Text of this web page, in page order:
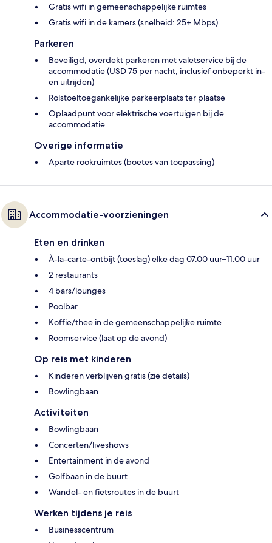
Gratis wifi in gemeenschappelijke ruimtes
Gratis wifi in de kamers (snelheid: 25+ Mbps)
Parkeren
Beveiligd, overdekt parkeren met valetservice bij de
accommodatie (USD 75 per nacht, inclusief onbeperkt in-
en uitrijden)
Rolstoeltoegankelijke parkeerplaats ter plaatse
Oplaadpunt voor elektrische voertuigen bij de
accommodatie
Overige informatie
Aparte rookruimtes (boetes van toepassing)
Accommodatie-voorzieningen
Eten en drinken
À-la-carte-ontbijt (toeslag) elke dag 07.00 uur–11.00 uur
2 restaurants
4 bars/lounges
Poolbar
Koffie/thee in de gemeenschappelijke ruimte
Roomservice (laat op de avond)
Op reis met kinderen
Kinderen verblijven gratis (zie details)
Bowlingbaan
Activiteiten
Bowlingbaan
Concerten/liveshows
Entertainment in de avond
Golfbaan in de buurt
Wandel- en fietsroutes in de buurt
Werken tijdens je reis
Businesscentrum